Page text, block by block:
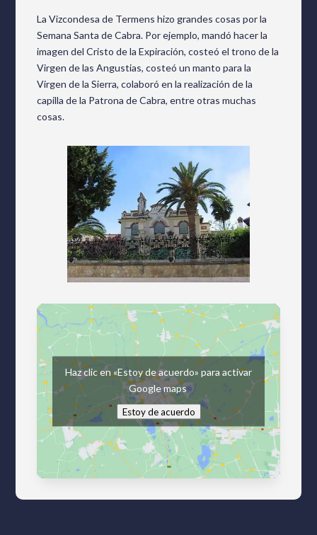
La Vizcondesa de Termens hizo grandes cosas por la
Semana Santa de Cabra. Por ejemplo, mandó hacer la
imagen del Cristo de la Expiración, costeó el trono de la
Virgen de las Angustias, costeó un manto para la
Virgen de la Sierra, colaboró en la realización de la
capilla de la Patrona de Cabra, entre otras muchas
cosas.
Haz clic en «Estoy de acuerdo» para activar
Google maps
Estoy de acuerdo